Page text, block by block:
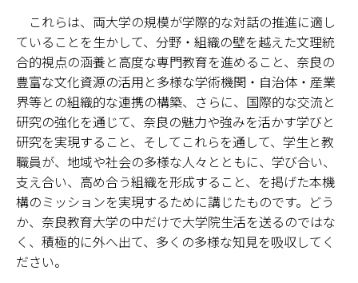
AED設置状況
お問い合わせ窓口一覧
キャンパスマップ
サイトポリシー
サイトマップ
交通アクセス
同窓会
これらは、両大学の規模が学際的な対話の推進に適し
ていることを生かして、分野・組織の壁を越えた文理統
合的視点の涵養と高度な専門教育を進めること、奈良の
豊富な文化資源の活用と多様な学術機関・自治体・産業
界等との組織的な連携の構築、さらに、国際的な交流と
研究の強化を通じて、奈良の魅力や強みを活かす学びと
研究を実現すること、そしてこれらを通して、学生と教
職員が、地域や社会の多様な人々とともに、学び合い、
支え合い、高め合う組織を形成すること、を掲げた本機
構のミッションを実現するために講じたものです。どう
か、奈良教育大学の中だけで大学院生活を送るのではな
く、積極的に外へ出て、多くの多様な知見を吸収してく
ださい。